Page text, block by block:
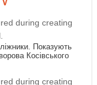
during creating
Показують
Косівського
during creating